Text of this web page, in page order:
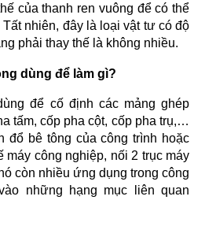
của thanh ren vuông để có thể
nhiên, đây là loại vật tư có độ
phải thay thế là không nhiều.
dùng để làm gì?
để cố định các mảng ghép
tấm, cốp pha cột, cốp pha trụ,…
đổ bê tông của công trình hoặc
máy công nghiệp, nối 2 trục máy
còn nhiều ứng dụng trong công
những hạng mục liên quan